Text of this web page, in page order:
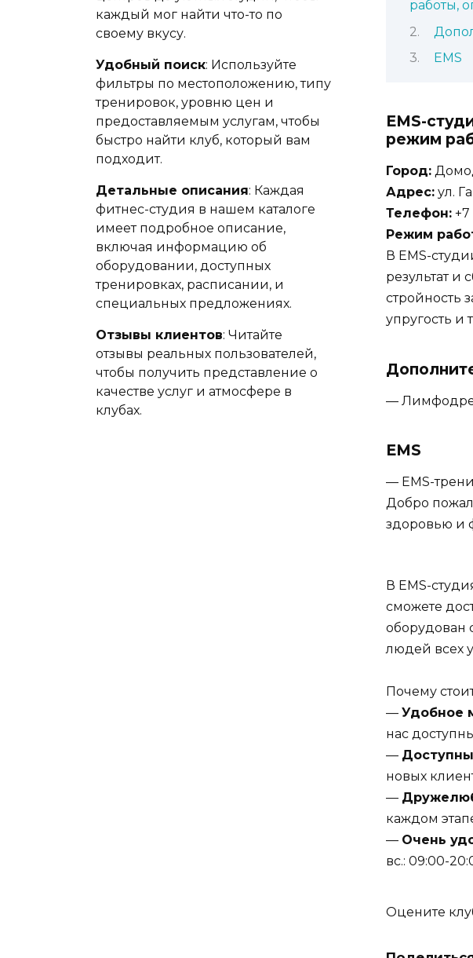
работы,
EMS
EMS-
режим
Город:
Адрес: ул.
Телефон: +7
Режим
В EMS-
результат и
стройность
упругость и
—
EMS
— EMS-
Добро
здоровью и
В EMS-
сможете
оборудован
людей всех
Почему
— Удобное
нас
—
новых
—
каждом
— Очень
вс.: 09:00-
Оцените
каждый мог найти что-то по
своему вкусу.
Удобный поиск: Используйте
фильтры по местоположению, типу
тренировок, уровню цен и
предоставляемым услугам, чтобы
быстро найти клуб, который вам
подходит.
Детальные описания: Каждая
фитнес-студия в нашем каталоге
имеет подробное описание,
включая информацию об
оборудовании, доступных
тренировках, расписании, и
специальных предложениях.
Отзывы клиентов: Читайте
отзывы реальных пользователей,
чтобы получить представление о
качестве услуг и атмосфере в
клубах.